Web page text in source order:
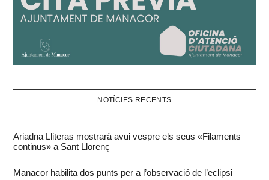
NOTÍCIES RECENTS
Ariadna Lliteras mostrarà avui vespre els seus «Filaments
continus» a Sant Llorenç
Manacor habilita dos punts per a l’observació de l’eclipsi